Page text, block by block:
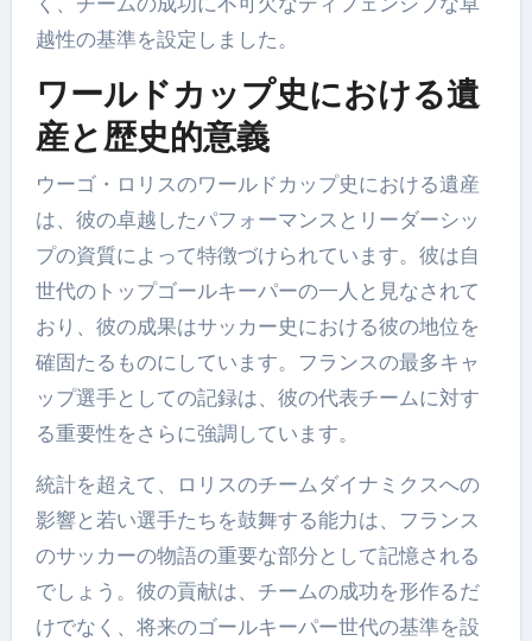
越性の基準を設定しました。
ワールドカップ史における遺
産と歴史的意義
ウーゴ・ロリスのワールドカップ史における遺産
は、彼の卓越したパフォーマンスとリーダーシッ
プの資質によって特徴づけられています。彼は自
世代のトップゴールキーパーの一人と見なされて
おり、彼の成果はサッカー史における彼の地位を
確固たるものにしています。フランスの最多キャ
ップ選手としての記録は、彼の代表チームに対す
る重要性をさらに強調しています。
統計を超えて、ロリスのチームダイナミクスへの
影響と若い選手たちを鼓舞する能力は、フランス
のサッカーの物語の重要な部分として記憶される
でしょう。彼の貢献は、チームの成功を形作るだ
けでなく、将来のゴールキーパー世代の基準を設